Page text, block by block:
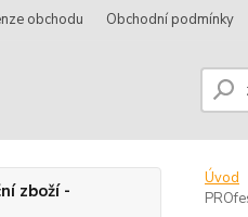
obchodu Obchodní podmínky
zboží -
Úvod